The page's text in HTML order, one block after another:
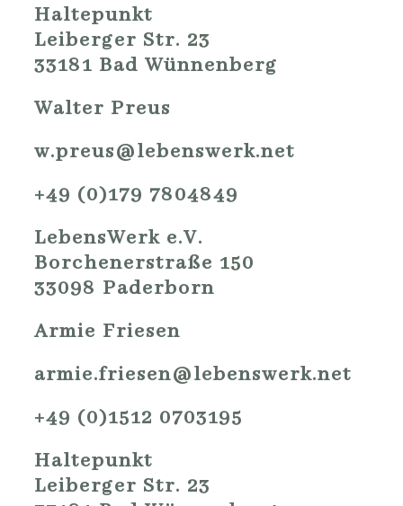
Haltepunkt
Leiberger Str. 23
33181 Bad Wünnenberg
Walter Preus
w.preus@lebenswerk.net
+49 (0)179 7804849
LebensWerk e.V.
Borchenerstraße 150
33098 Paderborn
Armie Friesen
armie.friesen@lebenswerk.net
+49 (0)1512 0703195
Haltepunkt
Leiberger Str. 23